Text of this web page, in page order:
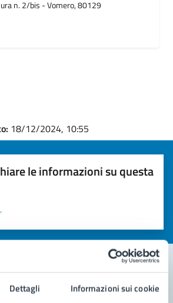
Dettagli Informazioni sui cookie
n. 2/bis - Vomero, 80129
18/12/2024, 10:55
le informazioni su questa
informazioni (da 1 a 5 stelle)
di stelle per valutare la chiarezza delle
5 stelle su 5
stelle su 5
su 5
su 5